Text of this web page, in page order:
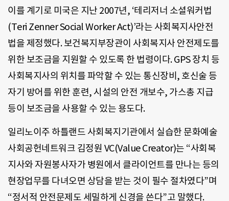
이를 계기로 미국은 지난 2007년, ‘테리저너 소셜워커법
(Teri Zenner Social Worker Act)’라는 사회복지사안전
법을 제정했다. 보건복지부장관이 사회복지사 안전제도를
위한 보조금을 지원할 수 있도록 한 법령이다. GPS 장치 등
사회복지사의 위치를 파악할 수 있는 통신장비, 호신술 등
자기 방어를 위한 훈련, 시설의 안전 개보수, 가스총 지급
등이 보조금을 사용할 수 있는 용도다.
일리노이주 하틀랜드 사회복지기관에서 실습한 문화예술
사회공헌네트워크 김정원 VC(Value Creator)는 “사회복
지사와 자원봉사자가 병원에서 클라이언트를 만나는 등의
현장업무를 다녀오면 상담을 받는 것이 필수 절차였다”며
“정서적 안전문제도 세밀하게 신경을 쓴다”고 말했다.